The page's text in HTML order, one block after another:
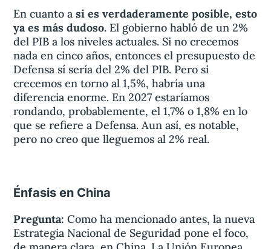
En cuanto asi es verdaderamente posible, esto
ya es más dudoso. El gobierno habló de un 2%
del PIB a los niveles actuales. Si no crecemos
nada en cinco años, entonces el presupuesto de
Defensa sí sería del 2% del PIB. Pero si
crecemos en torno al 1,5%, habría una
diferencia enorme. En 2027 estaríamos
rondando, probablemente, el 1,7% o 1,8% en lo
que se refiere a Defensa. Aun así, es notable,
pero no creo que lleguemos al 2% real.
Énfasis en China
Pregunta:Como ha mencionado antes, la nueva
Estrategia Nacional de Seguridad pone el foco,